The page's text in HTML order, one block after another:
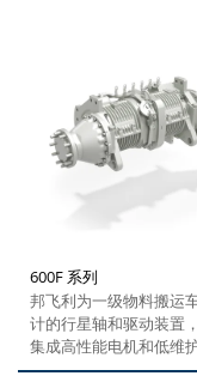
600F 系列
邦飞利为一级物料搬运
计的行星轴和驱动装置
集成高性能电机和低维
系统，具备高效率和低